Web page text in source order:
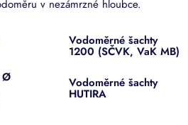
v nezámrzné hloubce.
Vodoměrné šachty
1200 (SČVK, VaK MB)
Ø
Vodoměrné šachty
HUTIRA